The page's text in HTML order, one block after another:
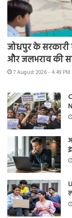
जोधपुर के सरकारी
और जलभराव की
7 August 2026 - 4:49 PM